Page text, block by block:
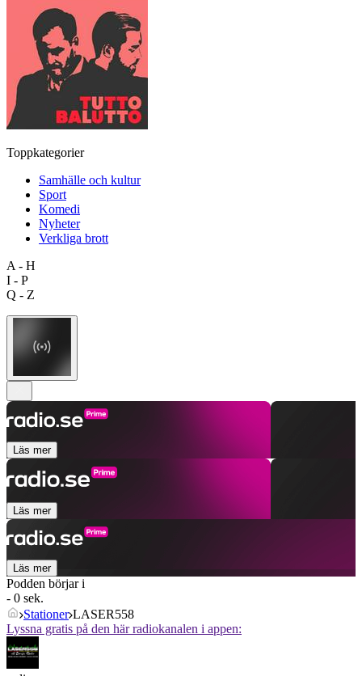
Toppkategorier
Samhälle och kultur
Sport
Komedi
Nyheter
Verkliga brott
A - H
I - P
Q - Z
Läs mer
Läs mer
Läs mer
Podden börjar i
- 0 sek.
Stationer LASER558
Lyssna gratis på den här radiokanalen i appen: